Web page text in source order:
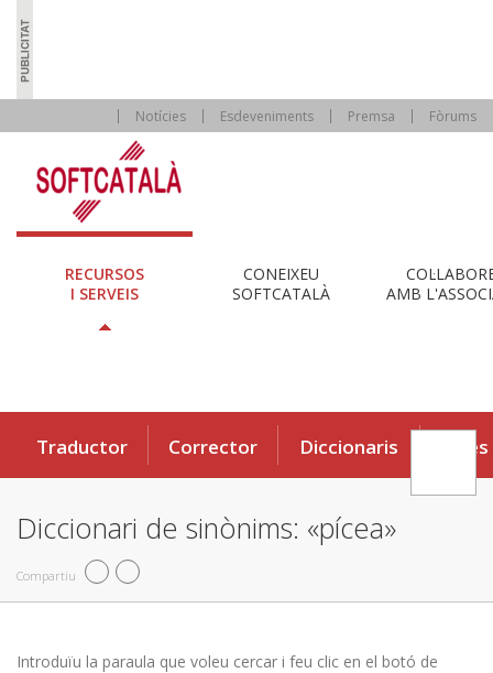
Notícies Esdeveniments Premsa Fòrums
RECURSOS
I SERVEIS
CONEIXEU
SOFTCATALÀ
AMB
Traductor Corrector Diccionaris Eines
Diccionari de sinònims: «pícea»
Compartiu
Introduïu la paraula que voleu cercar i feu clic en el botó de